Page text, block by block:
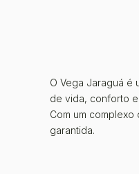
O Vega Jaraguá é
de vida, conforto
Com um
garantida.